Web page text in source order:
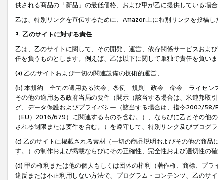
供される商品の「新品」の最低価格、および甲が乙に提供している場
乙は、特別リンクを宣伝するために、Amazon上に特別リンクを投稿
3. 乙のサイトに対する責任
乙は、乙のサイトに関して、その開発、運営、依存関係サービスおよ
任を負うものとします。例えば、乙は以下に関して単独で責任を負い
(a) 乙のサイトおよび一切の関連設備の技術的運営、
(b) 本規約、全ての適用ある法令、条例、規則、政令、命令、ライセ
その他の適用ある政府当局の要件（開示（該当する場合は、米連邦取
グ、データ保護およびプライバシー（該当する場合は、指令2002/58/
（EU）2016/679）に関連するものを含む。）、ならびに乙とその他
される制限または要件を含む。）を遵守して、特別リンク及びプログ
(c) 乙のサイトに掲載される素材（一切の商品説明およびその他の商
す。）の制作および掲載ならびにその正確性、完全性および適切性の
(d) 甲の権利または他の個人もしくは団体の権利（著作権、商標、プ
違反または不正利用しない方法で、プログラム・コンテンツ、乙のサ